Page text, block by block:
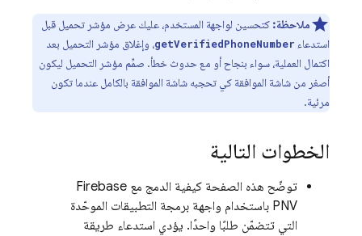
ملاحظة: كتحسين لواجهة المستخدم، عليك عرض مؤشر تحميل قبل
استدعاء getVerifiedPhoneNumber، وإغلاق مؤشر التحميل بعد
اكتمال العملية، سواء بنجاح أو مع حدوث خطأ. صمِّم مؤشر التحميل ليكون
أصغر من شاشة الموافقة كي تحجبه شاشة الموافقة بالكامل عندما تكون
مرئية.
الخطوات التالية
توضّح هذه الصفحة كيفية الدمج مع Firebase
PNV باستخدام واجهة برمجة التطبيقات الموحّدة
التي تتضمّن طلبًا واحدًا. يؤدي استدعاء طريقة